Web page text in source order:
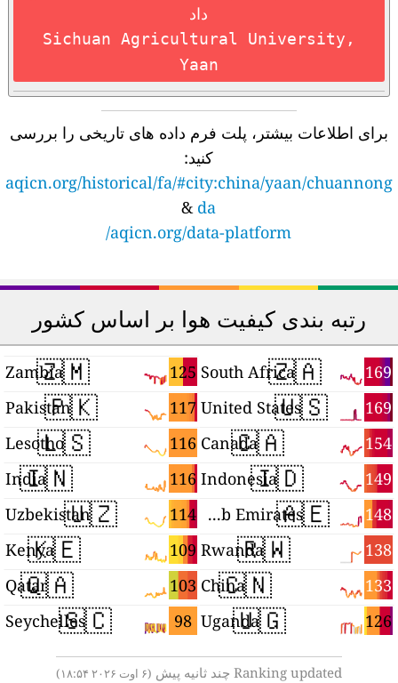
داد
Sichuan Agricultural University,
Yaan
برای اطلاعات بیشتر، پلت فرم داده های تاریخی را بررسی
کنید:
aqicn.org/historical/fa/#city:china/yaan/chuannong
da
&
aqicn.org/data-platform/
رتبه بندی کیفیت هوا بر اساس کشور
🇿🇦 169
South Africa
🇺🇸 169
United States
🇨🇦 154
Canada
🇮🇩 149
Indonesia
🇦🇪 148
United Arab Emirates
🇷🇼 138
Rwanda
🇨🇳 133
China
🇺🇬 126
Uganda
🇿🇲 125
Zambia
🇵🇰 117
Pakistan
🇱🇸 116
Lesotho
🇮🇳 116
India
🇺🇿 114
Uzbekistan
🇰🇪 109
Kenya
🇶🇦 103
Qatar
🇸🇨 98
Seychelles
Ranking updated چند ثانیه پیش